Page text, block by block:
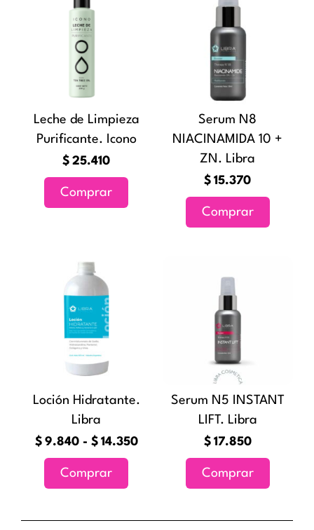
Leche de Limpieza
Purificante. Icono
$ 25.410
Comprar
Serum N8
NIACINAMIDA 10 +
ZN. Libra
$ 15.370
Comprar
Loción Hidratante.
Libra
$ 9.840 - $ 14.350
Comprar
se
elegir
en
de
Serum N5 INSTANT
LIFT. Libra
$ 17.850
Comprar